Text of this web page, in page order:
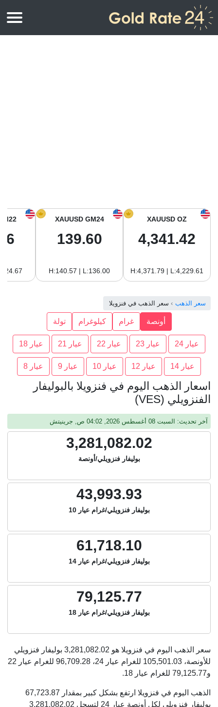
أسعار الذهب في أمريكا الجنوبية
XAUUSD OZ
4,341.42
H:4,371.79 | L:4,229.61
XAUUSD GM24
139.60
H:140.57 | L:136.00
سعر الذهب سعر الذهب في فنزويلا
أونصة غرام كيلوغرام تولة
عيار 24 عيار 23 عيار 22 عيار 21 عيار 18
عيار 14 عيار 12 عيار 10 عيار 9 عيار 8
اسعار الذهب اليوم في فنزويلا بالبوليفار
الفنزويلي (VES)
آخر تحديث: السبت 08 أغسطس 2026, 04:02 ص, جرينيتش
3,281,082.02
بوليفار فنزويلي/أونصة
43,993.93
بوليفار فنزويلي/غرام عيار 10
61,718.10
بوليفار فنزويلي/غرام عيار 14
79,125.77
بوليفار فنزويلي/غرام عيار 18
سعر الذهب اليوم في فنزويلا هو 3,281,082.02 بوليفار فنزويلي
للأونصة، 105,501.03 للغرام عيار 24، 96,709.28
للغرام عيار 22
و79,125.77 للغرام عيار 18.
الذهب اليوم في فنزويلا ارتفع بشكل كبير بمقدار 67,723.87
بوليفار فنزويلي لكل أونصة عيار 24 لتسجل 3,281,082.02